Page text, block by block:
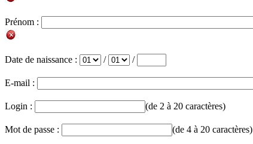
Prénom :
Date de naissance : / /
E-mail :
Login : (de 2 à 20 caractères)
Mot de passe : (de 4 à 20 caractères)